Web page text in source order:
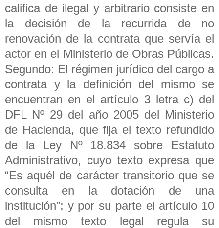
califica de ilegal y arbitrario consiste en
la decisión de la recurrida de no
renovación de la contrata que servía el
actor en el Ministerio de Obras Públicas.
Segundo: El régimen jurídico del cargo a
contrata y la definición del mismo se
encuentran en el artículo 3 letra c) del
DFL Nº 29 del año 2005 del Ministerio
de Hacienda, que fija el texto refundido
de la Ley Nº 18.834 sobre Estatuto
Administrativo, cuyo texto expresa que
“Es aquél de carácter transitorio que se
consulta en la dotación de una
institución”; y por su parte el artículo 10
del mismo texto legal regula su